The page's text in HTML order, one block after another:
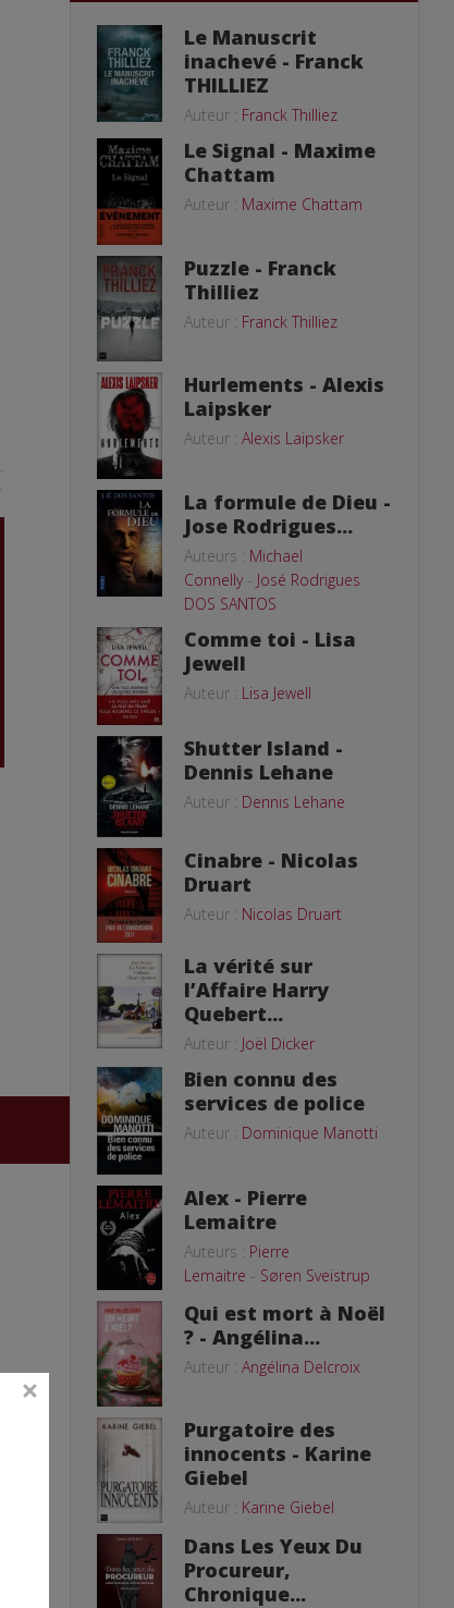
Le Manuscrit
inachevé - Franck
THILLIEZ
Auteur : Franck Thilliez
Le Signal - Maxime
Chattam
Auteur : Maxime Chattam
Puzzle - Franck
Thilliez
Auteur : Franck Thilliez
Hurlements - Alexis
Laipsker
Auteur : Alexis Laipsker
La formule de Dieu -
Jose Rodrigues...
Auteurs : Michael
Connelly- José Rodrigues
DOS SANTOS
Comme toi - Lisa
Jewell
Auteur : Lisa Jewell
Shutter Island -
Dennis Lehane
Auteur : Dennis Lehane
Cinabre - Nicolas
Druart
Auteur : Nicolas Druart
La vérité sur
l’Affaire Harry
Quebert...
Auteur : Joël Dicker
Bien connu des
services de police
Auteur : Dominique Manotti
Alex - Pierre
Lemaitre
Auteurs : Pierre
Lemaitre - Søren Sveistrup
Qui est mort à Noël
? - Angélina...
Auteur : Angélina Delcroix
Purgatoire des
innocents - Karine
Giebel
Auteur : Karine Giebel
Dans Les Yeux Du
Procureur,
Chronique...